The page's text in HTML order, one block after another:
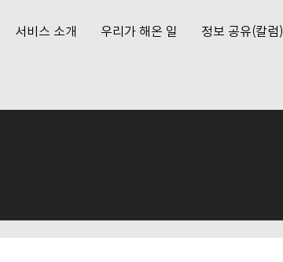
서비스 소개 우리가 해온 일 정보 공유(칼럼)